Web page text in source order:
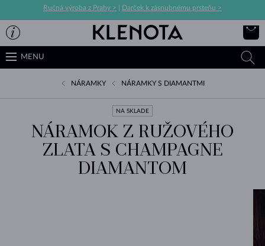
Ručná výroba z Prahy > Darček k zásnubnému prsteňu >
MENU
NÁRAMKY NÁRAMKY S DIAMANTMI
NA SKLADE
NÁRAMOK Z RUŽOVÉHO
ZLATA S CHAMPAGNE
DIAMANTOM